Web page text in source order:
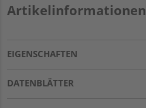
Artikelinformationen
EIGENSCHAFTEN
DATENBLÄTTER